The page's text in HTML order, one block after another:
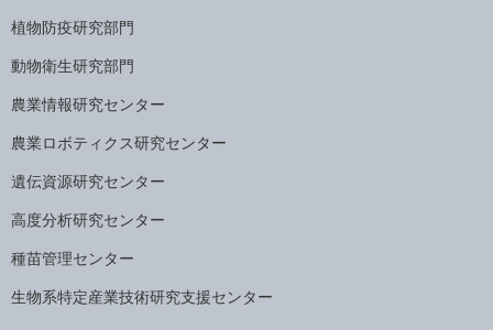
植物防疫研究部門
動物衛生研究部門
農業情報研究センター
農業ロボティクス研究センター
遺伝資源研究センター
高度分析研究センター
種苗管理センター
生物系特定産業技術研究支援センター